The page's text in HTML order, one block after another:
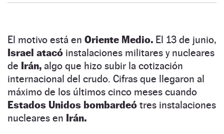
El motivo está en Oriente Medio. El 13 de junio,
Israel atacó instalaciones militares y nucleares
de Irán, algo que hizo subir la cotización
internacional del crudo. Cifras que llegaron al
máximo de los últimos cinco meses cuando
Estados Unidos bombardeó tres instalaciones
nucleares en Irán.